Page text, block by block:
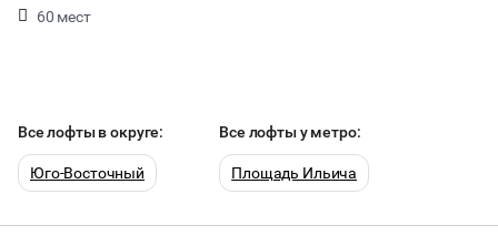
60 мест
Все лофты в округе:
Юго-Восточный
Все лофты у метро:
Площадь Ильича